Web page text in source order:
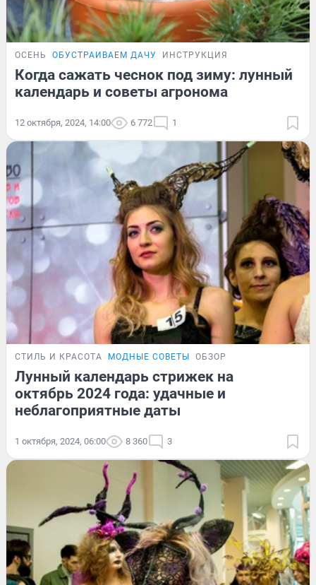
ОСЕНЬ ОБУСТРАИВАЕМ ДАЧУ ИНСТРУКЦИЯ
Когда сажать чеснок под зиму: лунный
календарь и советы агронома
12 октября, 2024, 14:00 6 772 1
СТИЛЬ И КРАСОТА МОДНЫЕ СОВЕТЫ ОБЗОР
Лунный календарь стрижек на
октябрь 2024 года: удачные и
неблагоприятные даты
1 октября, 2024, 06:00 8 360 3